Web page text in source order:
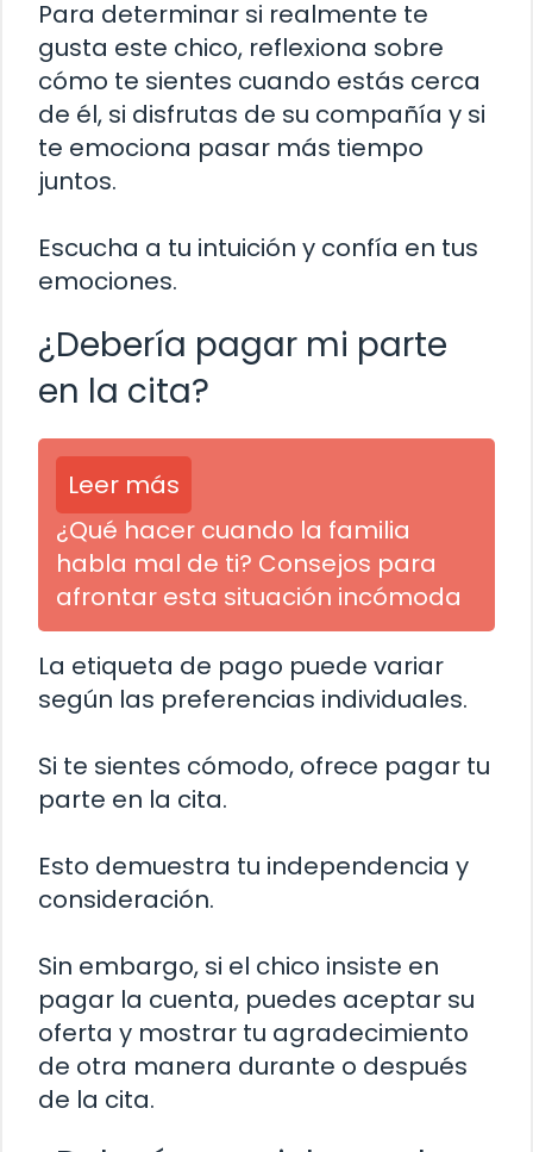
Para determinar si realmente te
gusta este chico, reflexiona sobre
cómo te sientes cuando estás cerca
de él, si disfrutas de su compañía y si
te emociona pasar más tiempo
juntos.
Escucha a tu intuición y confía en tus
emociones.
¿Debería pagar mi parte
en la cita?
Leer más
¿Qué hacer cuando la familia
habla mal de ti? Consejos para
afrontar esta situación incómoda
La etiqueta de pago puede variar
según las preferencias individuales.
Si te sientes cómodo, ofrece pagar tu
parte en la cita.
Esto demuestra tu independencia y
consideración.
Sin embargo, si el chico insiste en
pagar la cuenta, puedes aceptar su
oferta y mostrar tu agradecimiento
de otra manera durante o después
de la cita.